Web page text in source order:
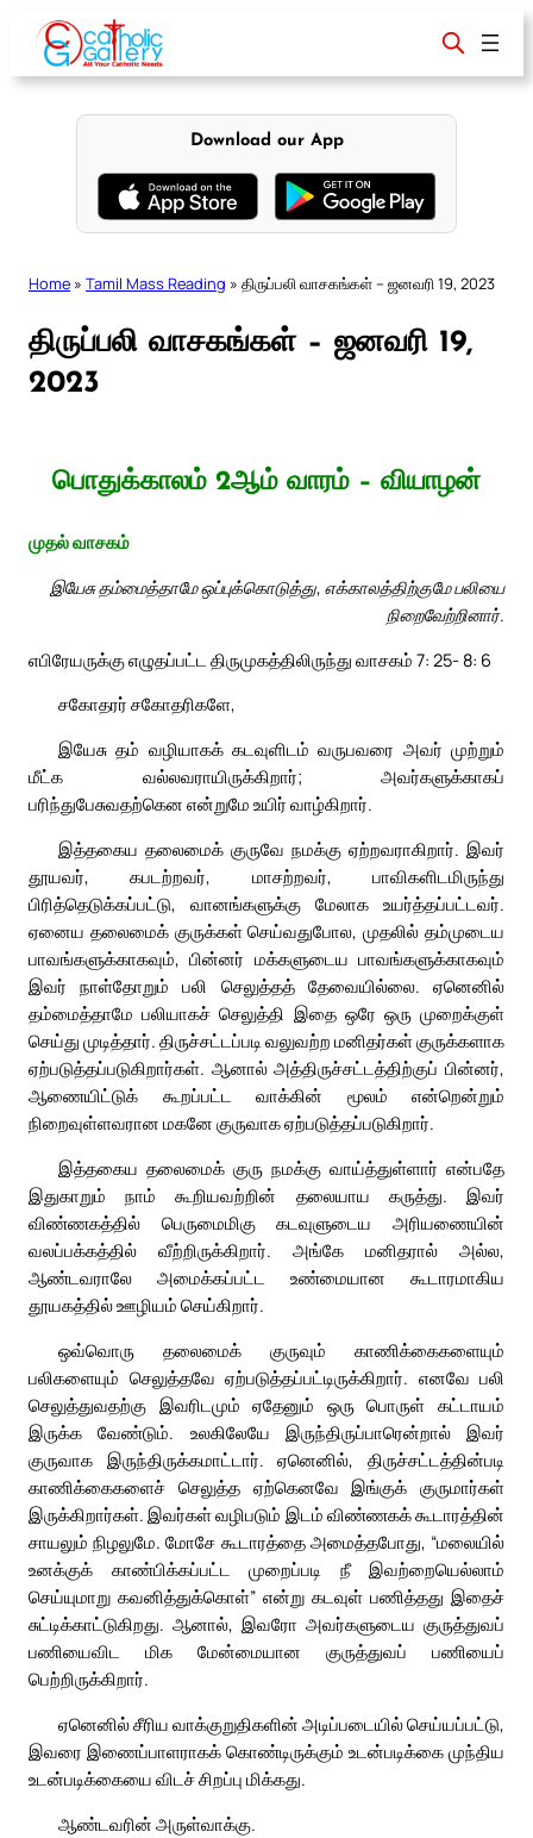
content
Download our App
Home » Tamil Mass Reading » திருப்பலி வாசகங்கள் – ஜனவரி 19, 2023
திருப்பலி வாசகங்கள் – ஜனவரி 19,
2023
பொதுக்காலம் 2ஆம் வாரம் – வியாழன்
முதல் வாசகம்
இயேசு தம்மைத்தாமே ஒப்புக்கொடுத்து, எக்காலத்திற்குமே பலியை
நிறைவேற்றினார்.
எபிரேயருக்கு எழுதப்பட்ட திருமுகத்திலிருந்து வாசகம் 7: 25- 8: 6
சகோதரர் சகோதரிகளே,
இயேசு தம் வழியாகக் கடவுளிடம் வருபவரை அவர் முற்றும்
மீட்க வல்லவராயிருக்கிறார்; அவர்களுக்காகப்
பரிந்துபேசுவதற்கென என்றுமே உயிர் வாழ்கிறார்.
இத்தகைய தலைமைக் குருவே நமக்கு ஏற்றவராகிறார். இவர்
தூயவர், கபடற்றவர், மாசற்றவர், பாவிகளிடமிருந்து
பிரித்தெடுக்கப்பட்டு, வானங்களுக்கு மேலாக உயர்த்தப்பட்டவர்.
ஏனைய தலைமைக் குருக்கள் செய்வதுபோல, முதலில் தம்முடைய
பாவங்களுக்காகவும், பின்னர் மக்களுடைய பாவங்களுக்காகவும்
இவர் நாள்தோறும் பலி செலுத்தத் தேவையில்லை. ஏனெனில்
தம்மைத்தாமே பலியாகச் செலுத்தி இதை ஒரே ஒரு முறைக்குள்
செய்து முடித்தார். திருச்சட்டப்படி வலுவற்ற மனிதர்கள் குருக்களாக
ஏற்படுத்தப்படுகிறார்கள். ஆனால் அத்திருச்சட்டத்திற்குப் பின்னர்,
ஆணையிட்டுக் கூறப்பட்ட வாக்கின் மூலம் என்றென்றும்
நிறைவுள்ளவரான மகனே குருவாக ஏற்படுத்தப்படுகிறார்.
இத்தகைய தலைமைக் குரு நமக்கு வாய்த்துள்ளார் என்பதே
இதுகாறும் நாம் கூறியவற்றின் தலையாய கருத்து. இவர்
விண்ணகத்தில் பெருமைமிகு கடவுளுடைய அரியணையின்
வலப்பக்கத்தில் வீற்றிருக்கிறார். அங்கே மனிதரால் அல்ல,
ஆண்டவராலே அமைக்கப்பட்ட உண்மையான கூடாரமாகிய
தூயகத்தில் ஊழியம் செய்கிறார்.
ஒவ்வொரு தலைமைக் குருவும் காணிக்கைகளையும்
பலிகளையும் செலுத்தவே ஏற்படுத்தப்பட்டிருக்கிறார். எனவே பலி
செலுத்துவதற்கு இவரிடமும் ஏதேனும் ஒரு பொருள் கட்டாயம்
இருக்க வேண்டும். உலகிலேயே இருந்திருப்பாரென்றால் இவர்
குருவாக இருந்திருக்கமாட்டார். ஏனெனில், திருச்சட்டத்தின்படி
காணிக்கைகளைச் செலுத்த ஏற்கெனவே இங்குக் குருமார்கள்
இருக்கிறார்கள். இவர்கள் வழிபடும் இடம் விண்ணகக் கூடாரத்தின்
சாயலும் நிழலுமே. மோசே கூடாரத்தை அமைத்தபோது, “மலையில்
உனக்குக் காண்பிக்கப்பட்ட முறைப்படி நீ இவற்றையெல்லாம்
செய்யுமாறு கவனித்துக்கொள்” என்று கடவுள் பணித்தது இதைச்
சுட்டிக்காட்டுகிறது. ஆனால், இவரோ அவர்களுடைய குருத்துவப்
பணியைவிட மிக மேன்மையான குருத்துவப் பணியைப்
பெற்றிருக்கிறார்.
ஏனெனில் சீரிய வாக்குறுதிகளின் அடிப்படையில் செய்யப்பட்டு,
இவரை இணைப்பாளராகக் கொண்டிருக்கும் உடன்படிக்கை முந்திய
உடன்படிக்கையை விடச் சிறப்பு மிக்கது.
ஆண்டவரின் அருள்வாக்கு.